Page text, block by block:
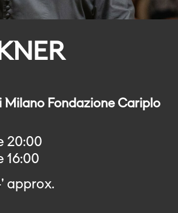
Milano Fondazione Cariplo
20:00
16:00
approx.